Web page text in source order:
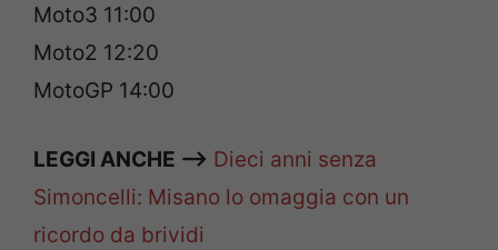
Moto3 11:00
Moto2 12:20
MotoGP 14:00
LEGGI ANCHE —> Dieci anni senza
Simoncelli: Misano lo omaggia con un
ricordo da brividi